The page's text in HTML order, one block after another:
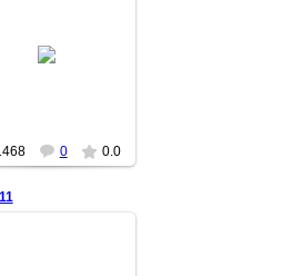
2014-10-04
0 0.0